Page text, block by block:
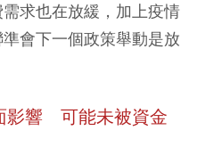
求也在放緩，加上疫情
會下一個政策舉動是放
影響 可能未被資金